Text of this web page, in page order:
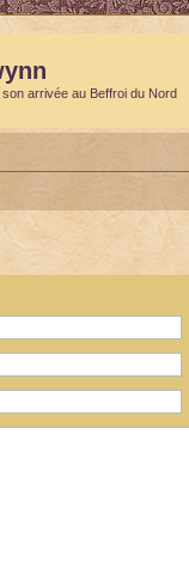
arrivée au Beffroi du Nord